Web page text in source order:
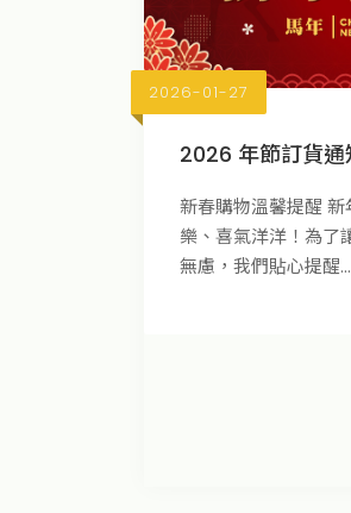
2026-01-27
2026 年節訂貨通
新春購物溫馨提醒
樂、喜氣洋洋！為了
無慮，我們貼心提醒...